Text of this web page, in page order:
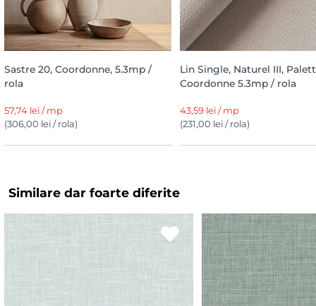
Sastre 20, Coordonne, 5.3mp /
rola
57,74 lei / mp
(306,00 lei / rola)
Lin Single, Naturel III,
Coordonne 5.3mp / rola
43,59 lei / mp
(231,00 lei / rola)
Similare dar foarte diferite